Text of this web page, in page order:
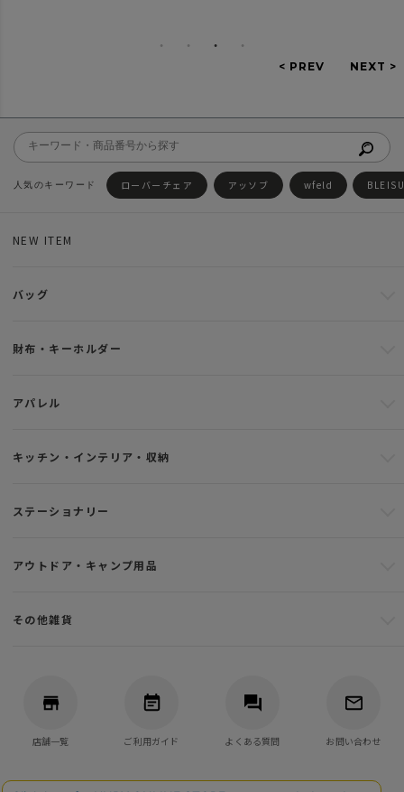
ローバーチェア アッソブ wfeld
NEW ITEM
バッグ
財布・キーホルダー
アパレル
キッチン・インテリア・収納
ステーショナリー
アウトドア・キャンプ用品
その他雑貨
店舗一覧 ご利用ガイド よくある質問 お問い合わせ